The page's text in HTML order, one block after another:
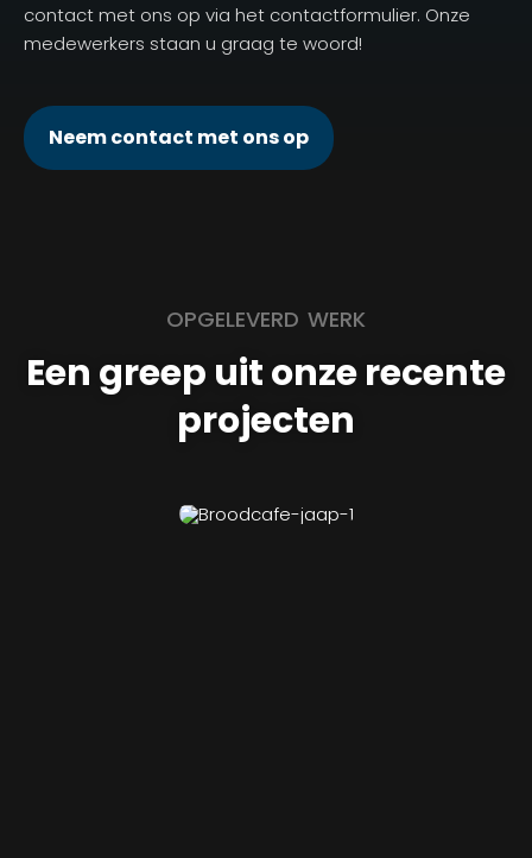
contact met ons op via het contactformulier. Onze
medewerkers staan u graag te woord!
Neem contact met ons op
OPGELEVERD WERK
Een greep uit onze recente
projecten